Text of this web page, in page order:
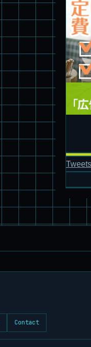
旧キッ
旧キッ
Contact